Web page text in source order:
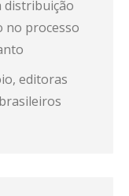
distribuição
no processo
editoras